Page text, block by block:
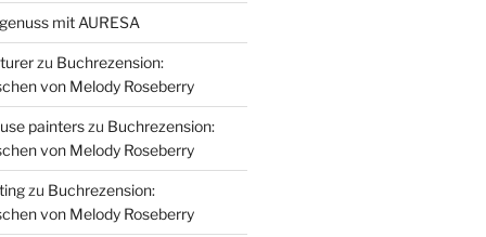
mit AURESA
zu Buchrezension:
von Melody Roseberry
painterszu Buchrezension:
von Melody Roseberry
zu Buchrezension:
von Melody Roseberry